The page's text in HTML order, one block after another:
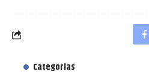
Categorias